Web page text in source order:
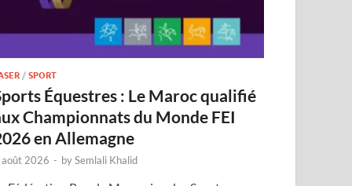
/SPORT
Équestres : Le Maroc qualifié
Championnats du Monde FEI
en Allemagne
2026 - bySemlali Khalid